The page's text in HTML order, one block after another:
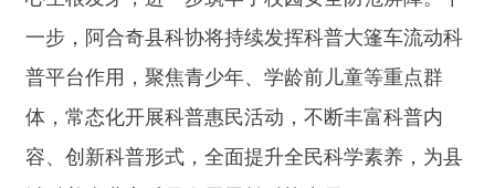
政务新媒体矩阵
阿合奇县网信办监督电话：0908-
5620663